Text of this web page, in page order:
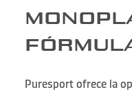
Puresport ofrece la